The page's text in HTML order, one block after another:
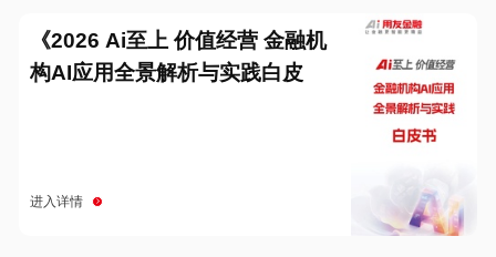
《2026 Ai至上 价值经营 金融机
构AI应用全景解析与实践白皮
进入详情